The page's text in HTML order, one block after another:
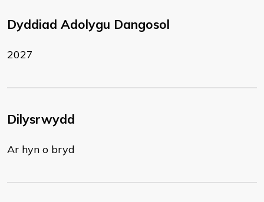
Dyddiad Adolygu Dangosol
2027
Dilysrwydd
Ar hyn o bryd